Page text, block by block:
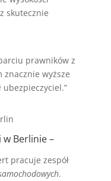
skutecznie
prawników z
znacznie wyższe
Berlinie –
pracuje zespół
.